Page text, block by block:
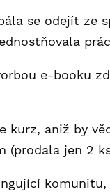
se odejít ze
e-booku
kurz, aniž by
(prodala jen 2